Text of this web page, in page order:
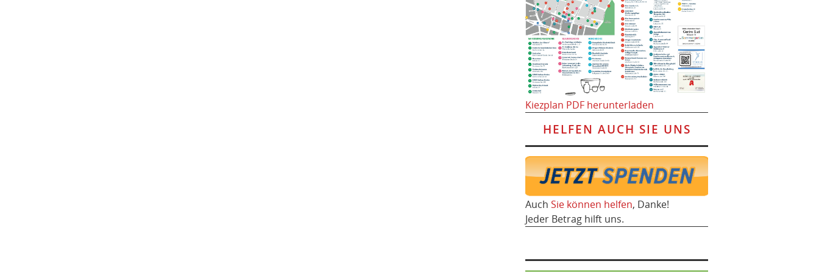
Kiezplan PDF herunterladen
HELFEN AUCH SIE UNS
Auch Sie können helfen, Danke!
Jeder Betrag hilft uns.